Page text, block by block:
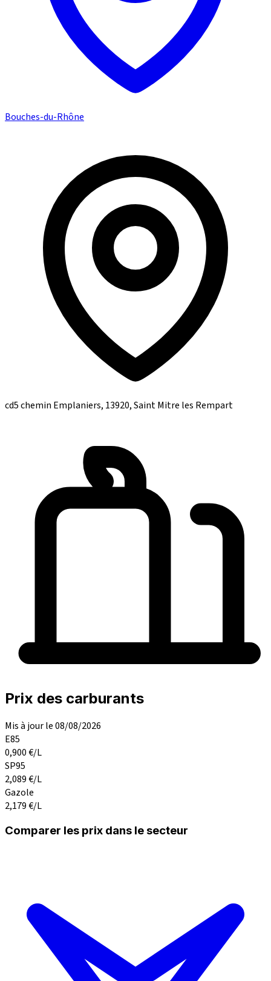
Bouches-du-Rhône
cd5 chemin Emplaniers, 13920, Saint Mitre les Rempart
Prix des carburants
Mis à jour le 08/08/2026
E85
0,900€/L
SP95
2,089€/L
Gazole
2,179€/L
Comparer les prix dans le secteur